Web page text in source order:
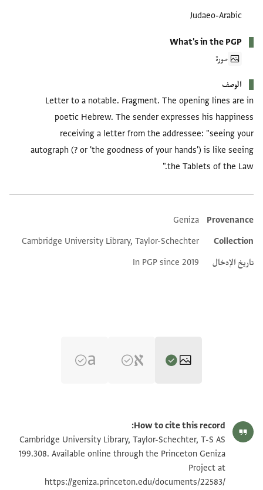
Judaeo-Arabic
What's in the PGP
صورة
الوصف
Letter to a notable. Fragment. The opening lines are in
poetic Hebrew. The sender expresses his happiness
receiving a letter from the addressee: "seeing your
autograph (? or 'the goodness of your hands') is like seeing
the Tablets of the Law."
Additional metadata
Provenance
Geniza
Collection
Cambridge University Library, Taylor-Schechter
تاريخ الإدخال
In PGP since 2019
T-S AS 199.308 1v تكبير و تدوير
بيان أذونات الصورة
How to cite this record:
Cambridge University Library, Taylor-Schechter, T-S AS
199.308. Available online through the Princeton Geniza
Project at
https://geniza.princeton.edu/documents/22583/